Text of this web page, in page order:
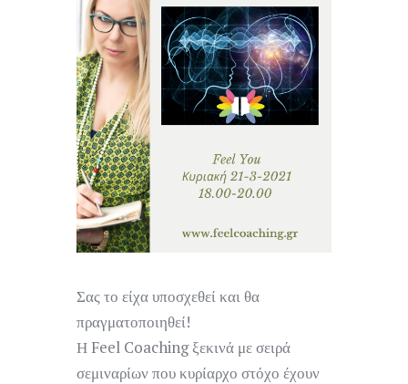
Σας το είχα υποσχεθεί και θα
πραγματοποιηθεί!
Η Feel Coaching ξεκινά με σειρά
σεμιναρίων που κυρίαρχο στόχο έχουν